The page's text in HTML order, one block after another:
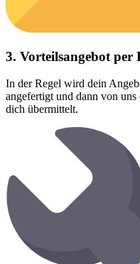
3. Vorteilsangebot per
In der Regel wird dein
angefertigt und dann von
dich übermittelt.